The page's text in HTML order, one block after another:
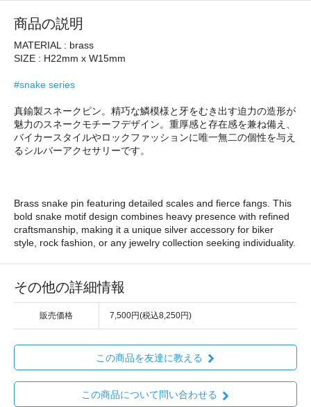
商品の説明
MATERIAL : brass
SIZE : H22mm x W15mm
#snake series
真鍮製スネークピン。精巧な鱗模様と牙をむき出す迫力の造形が
魅力のスネークモチーフデザイン。重厚感と存在感を兼ね備え、
バイカースタイルやロックファッションに唯一無二の個性を与え
るシルバーアクセサリーです。
Brass snake pin featuring detailed scales and fierce fangs. This
bold snake motif design combines heavy presence with refined
craftsmanship, making it a unique silver accessory for biker
style, rock fashion, or any jewelry collection seeking individuality.
その他の詳細情報
販売価格 7,500円(税込8,250円)
この商品を友達に教える
この商品について問い合わせる